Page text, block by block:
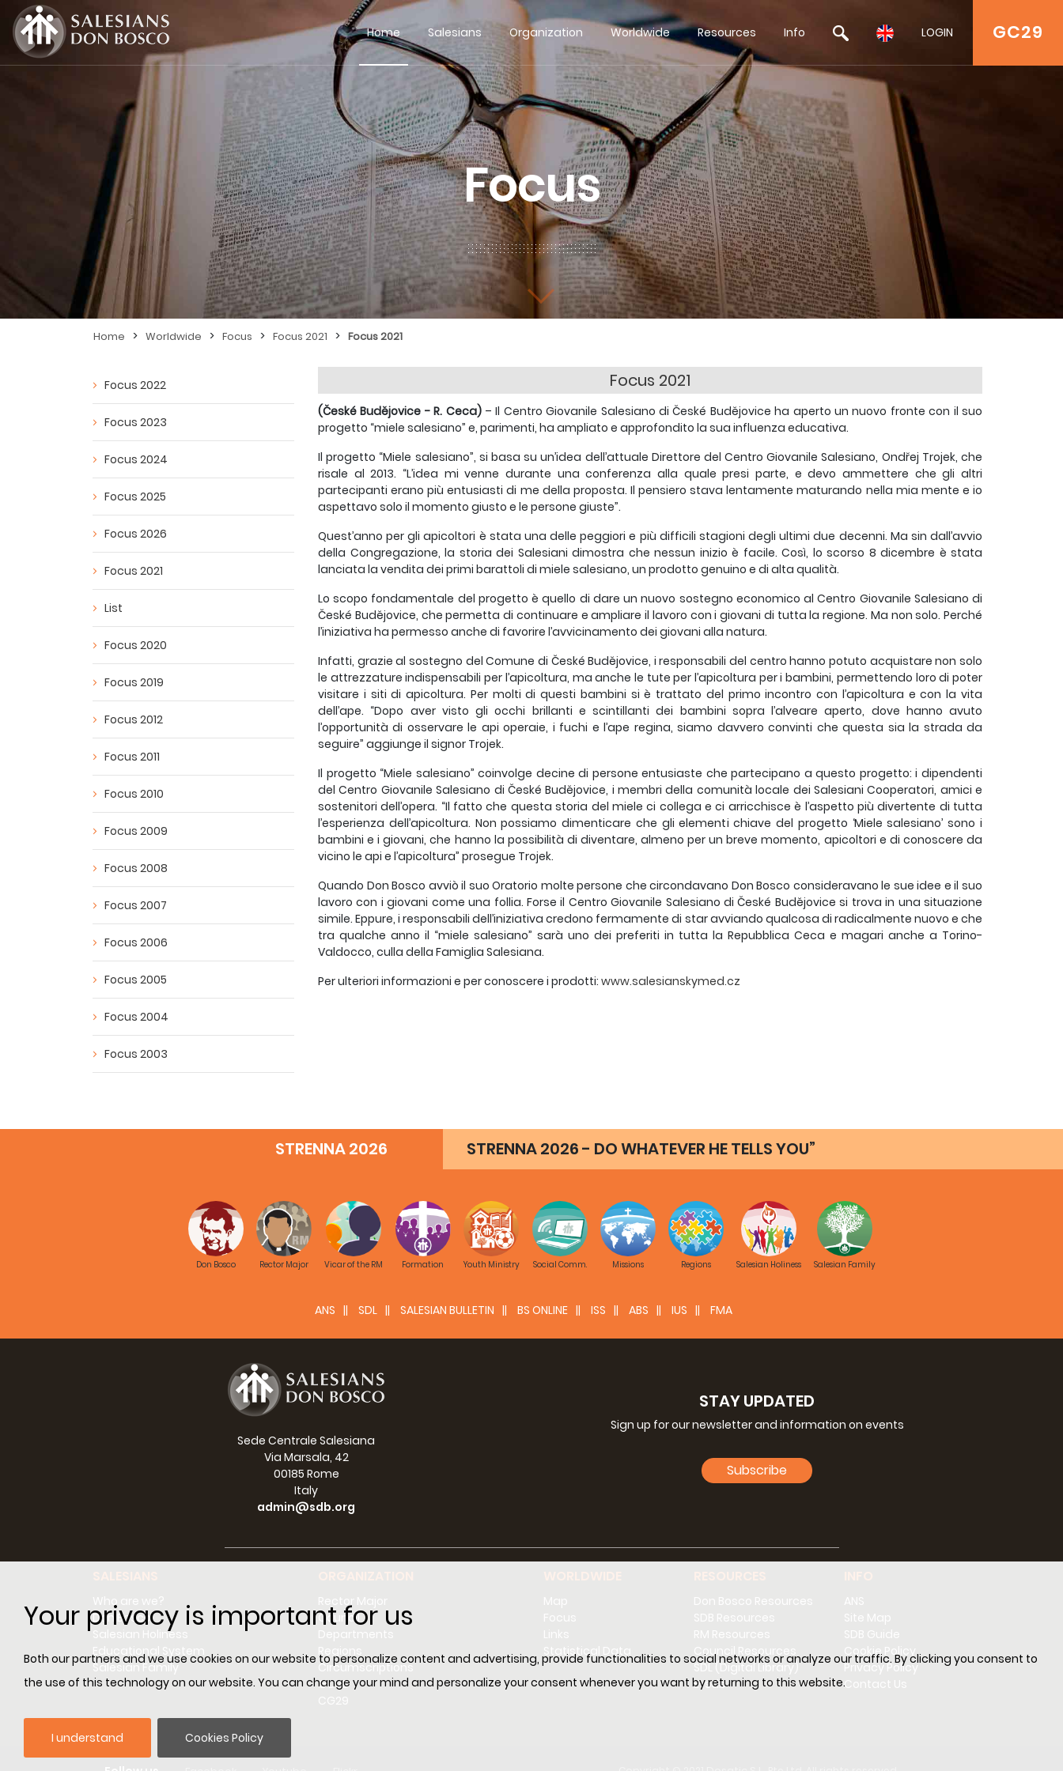
Your privacy is important for us
Both our partners and we use cookies on our website to personalize content and advertising, provide functionalities to social networks or analyze our traffic. By clicking you consent to
the use of this technology on our website. You can change your mind and personalize your consent whenever you want by returning to this website.
I understand Cookies Policy
GC29
Home Salesians Organization Worldwide Resources Info LOGIN
Focus
Home > Worldwide > Focus > Focus 2021 > Focus 2021
Focus 2022
Focus 2023
Focus 2024
Focus 2025
Focus 2026
Focus 2021
List
Focus 2020
Focus 2019
Focus 2012
Focus 2011
Focus 2010
Focus 2009
Focus 2008
Focus 2007
Focus 2006
Focus 2005
Focus 2004
Focus 2003
Focus 2021
(České Budějovice - R. Ceca)– Il Centro Giovanile Salesiano di České Budějovice ha aperto un nuovo fronte con il suo
progetto “miele salesiano” e, parimenti, ha ampliato e approfondito la sua influenza educativa.
Il progetto “Miele salesiano”, si basa su un’idea dell’attuale Direttore del Centro Giovanile Salesiano, Ondřej Trojek, che
risale al 2013. “L’idea mi venne durante una conferenza alla quale presi parte, e devo ammettere che gli altri
partecipanti erano più entusiasti di me della proposta. Il pensiero stava lentamente maturando nella mia mente e io
aspettavo solo il momento giusto e le persone giuste”.
Quest’anno per gli apicoltori è stata una delle peggiori e più difficili stagioni degli ultimi due decenni. Ma sin dall’avvio
della Congregazione, la storia dei Salesiani dimostra che nessun inizio è facile. Così, lo scorso 8 dicembre è stata
lanciata la vendita dei primi barattoli di miele salesiano, un prodotto genuino e di alta qualità.
Lo scopo fondamentale del progetto è quello di dare un nuovo sostegno economico al Centro Giovanile Salesiano di
České Budějovice, che permetta di continuare e ampliare il lavoro con i giovani di tutta la regione. Ma non solo. Perché
l’iniziativa ha permesso anche di favorire l’avvicinamento dei giovani alla natura.
Infatti, grazie al sostegno del Comune di České Budějovice, i responsabili del centro hanno potuto acquistare non solo
le attrezzature indispensabili per l’apicoltura, ma anche le tute per l’apicoltura per i bambini, permettendo loro di poter
visitare i siti di apicoltura. Per molti di questi bambini si è trattato del primo incontro con l’apicoltura e con la vita
dell’ape. “Dopo aver visto gli occhi brillanti e scintillanti dei bambini sopra l’alveare aperto, dove hanno avuto
l’opportunità di osservare le api operaie, i fuchi e l’ape regina, siamo davvero convinti che questa sia la strada da
seguire” aggiunge il signor Trojek.
Il progetto “Miele salesiano” coinvolge decine di persone entusiaste che partecipano a questo progetto: i dipendenti
del Centro Giovanile Salesiano di České Budějovice, i membri della comunità locale dei Salesiani Cooperatori, amici e
sostenitori dell’opera. “Il fatto che questa storia del miele ci collega e ci arricchisce è l’aspetto più divertente di tutta
l’esperienza dell’apicoltura. Non possiamo dimenticare che gli elementi chiave del progetto ‘Miele salesiano’ sono i
bambini e i giovani, che hanno la possibilità di diventare, almeno per un breve momento, apicoltori e di conoscere da
vicino le api e l’apicoltura” prosegue Trojek.
Quando Don Bosco avviò il suo Oratorio molte persone che circondavano Don Bosco consideravano le sue idee e il suo
lavoro con i giovani come una follia. Forse il Centro Giovanile Salesiano di České Budějovice si trova in una situazione
simile. Eppure, i responsabili dell’iniziativa credono fermamente di star avviando qualcosa di radicalmente nuovo e che
tra qualche anno il “miele salesiano” sarà uno dei preferiti in tutta la Repubblica Ceca e magari anche a Torino-
Valdocco, culla della Famiglia Salesiana.
Per ulteriori informazioni e per conoscere i prodotti: www.salesianskymed.cz
STRENNA 2026 STRENNA 2026 - DO WHATEVER HE TELLS YOU”
Don Bosco Rector Major Vicar of the RM Formation Youth Ministry Social Comm. Missions Regions Salesian Holiness Salesian Family
ANS SDL SALESIAN BULLETIN BS ONLINE ISS ABS IUS FMA
Sede Centrale Salesiana
Via Marsala, 42
00185 Rome
Italy
admin@sdb.org
STAY UPDATED
Sign up for our newsletter and information on events
Subscribe
Who are we?
Don Bosco
Salesian Holiness
Educational System
Salesian Family
Rector Major
Council
Regions
Circumscriptions
GC28
Statistical Data
Council Resources
SDL (Digital Library)
E-sdb
Cookie Policy
Privacy Policy
Contact Us